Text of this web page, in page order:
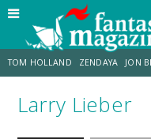
TOM HOLLAND ZENDAYA JON
STRANIMONDI LUCCA COMICS &
Larry Lieber